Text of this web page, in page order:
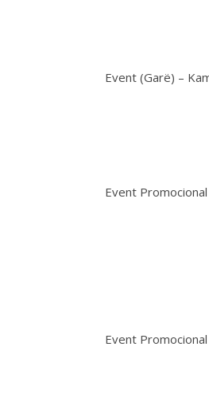
Event (Garë) –
Event
Event